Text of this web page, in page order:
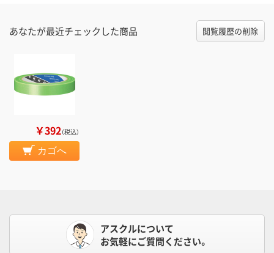
あなたが最近チェックした商品 閲覧履歴の削除
￥392（税込）
カゴへ
アスクルについて
お気軽にご質問ください。